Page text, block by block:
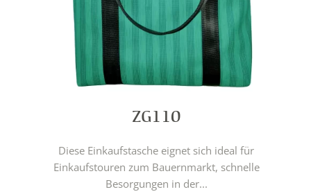
ZG110
Diese Einkaufstasche eignet sich ideal für
Einkaufstouren zum Bauernmarkt, schnelle
Besorgungen in der...